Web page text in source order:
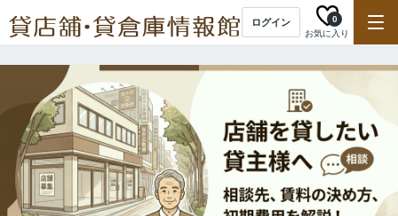
ログイン
お気に入り
0